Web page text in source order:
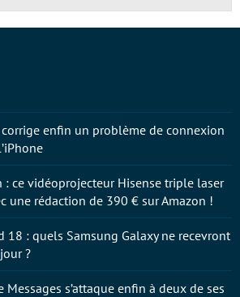
corrige enfin un problème de connexion
: ce vidéoprojecteur Hisense triple laser
une rédaction de 390 € sur Amazon !
18 : quels Samsung Galaxy ne recevront
?
Messages s’attaque enfin à deux de ses